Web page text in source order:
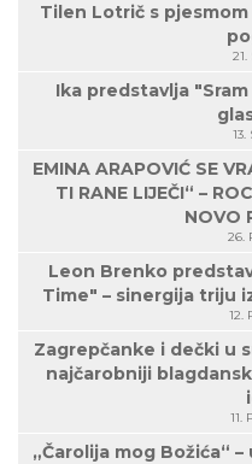
Tilen Lotrič s
21.
Ika predstavlja
13.
EMINA ARAPOVIĆ SE
TI RANE LIJEČI“ –
NOVO
26.
Leon Brenko
Time" – sinergija triju
12.
Zagrepčanke i dečki u
najčarobniji
11.
„Čarolija mog Božića“